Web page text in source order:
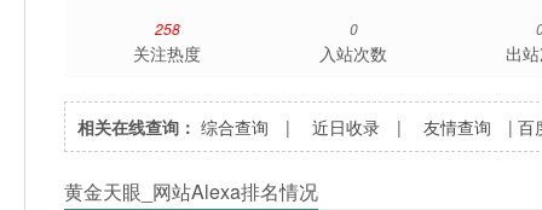
258
关注热度
0
入站次数 出
相关在线查询： 综合查询 |近日收录 |友情查询 |百
黄金天眼_网站Alexa排名情况